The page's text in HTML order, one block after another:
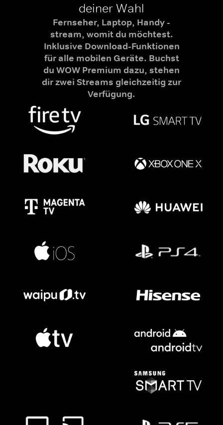
deiner Wahl
Fernseher, Laptop, Handy -
stream, womit du möchtest.
Inklusive Download-Funktionen
für alle mobilen Geräte. Buchst
du WOW Premium dazu, stehen
dir zwei Streams gleichzeitig zur
Verfügung.